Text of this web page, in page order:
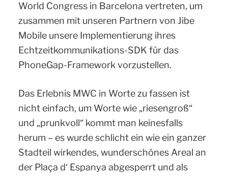
World Congress in Barcelona vertreten, um
zusammen mit unseren Partnern von Jibe
Mobile unsere Implementierung ihres
Echtzeitkommunikations-SDK für das
PhoneGap-Framework vorzustellen.
Das Erlebnis MWC in Worte zu fassen ist
nicht einfach, um Worte wie „riesengroß“
und „prunkvoll“ kommt man keinesfalls
herum – es wurde schlicht ein wie ein ganzer
Stadteil wirkendes, wunderschönes Areal an
der Plaça d‘ Espanya abgesperrt und als